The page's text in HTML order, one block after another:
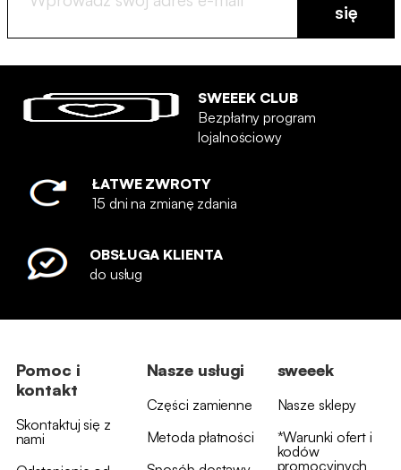
się
SWEEEK CLUB
Bezpłatny program
lojalnościowy
ŁATWE ZWROTY
15 dni na zmianę zdania
OBSŁUGA KLIENTA
do usług
Pomoc i
kontakt
Skontaktuj się z
nami
Nasze usługi
Części zamienne
Metoda płatności
sweeek
Nasze sklepy
*Warunki ofert i
kodów
promocyjnych